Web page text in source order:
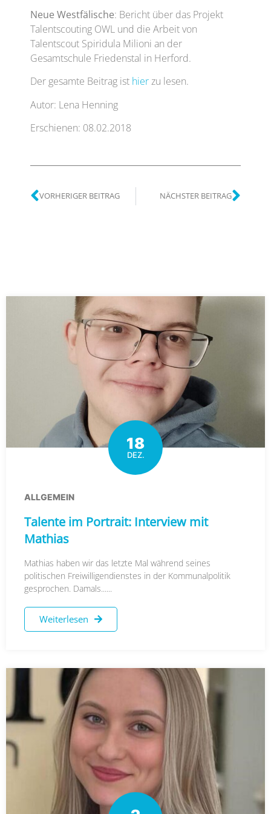
Neue Westfälische: Bericht über das Projekt
Talentscouting OWL und die Arbeit von
Talentscout Spiridula Milioni an der
Gesamtschule Friedenstal in Herford.
Der gesamte Beitrag ist hierzu lesen.
Autor: Lena Henning
Erschienen: 08.02.2018
VORHERIGER BEITRAG NÄCHSTER BEITRAG
18
DEZ.
ALLGEMEIN
Talente im Portrait: Interview mit
Mathias
Mathias haben wir das letzte Mal während seines
politischen Freiwilligendienstes in der Kommunalpolitik
gesprochen. Damals......
Weiterlesen